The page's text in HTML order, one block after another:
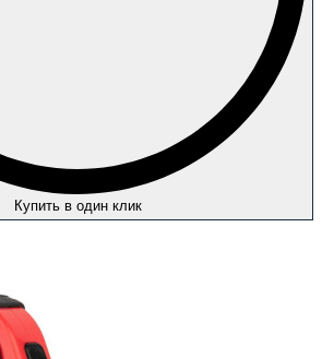
Купить в один клик